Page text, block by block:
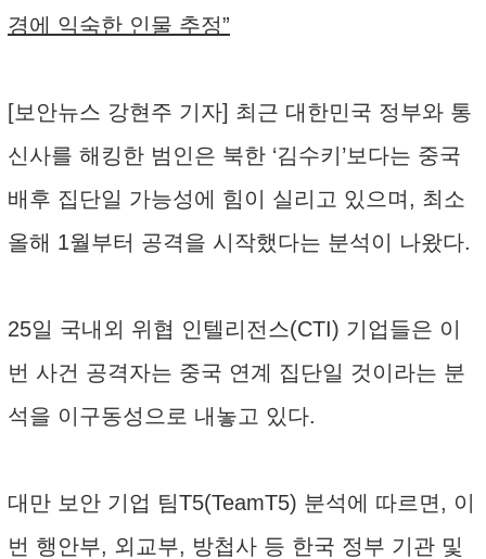
경에 익숙한 인물 추정”
[보안뉴스 강현주 기자] 최근 대한민국 정부와 통
신사를 해킹한 범인은 북한 ‘김수키’보다는 중국
배후 집단일 가능성에 힘이 실리고 있으며, 최소
올해 1월부터 공격을 시작했다는 분석이 나왔다.
25일 국내외 위협 인텔리전스(CTI) 기업들은 이
번 사건 공격자는 중국 연계 집단일 것이라는 분
석을 이구동성으로 내놓고 있다.
대만 보안 기업 팀T5(TeamT5) 분석에 따르면, 이
번 행안부, 외교부, 방첩사 등 한국 정부 기관 및